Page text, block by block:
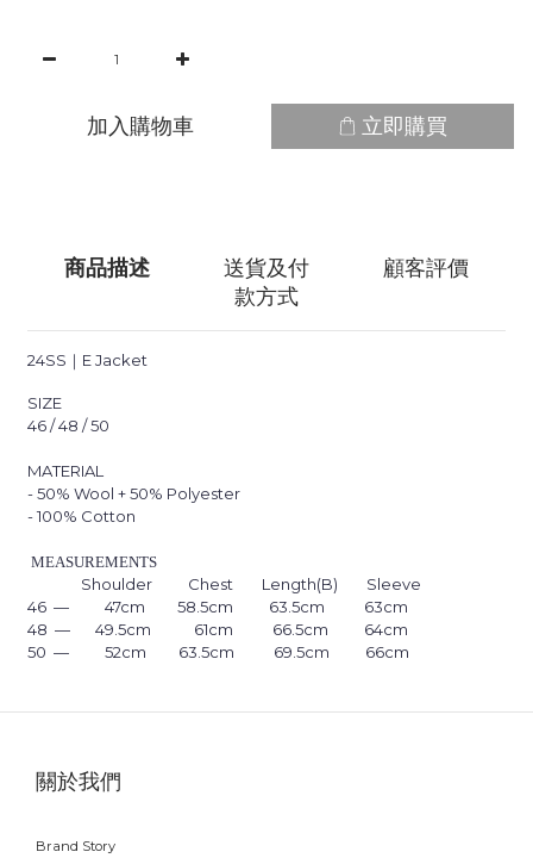
加入購物車 立即購買
商品描述
送貨及付
款方式
顧客評價
24SS｜ E Jacket
SIZE
46 / 48 / 50
MATERIAL
- 50% Wool + 50% Polyester
- 100% Cotton
MEASUREMENTS
Shoulder Chest Length(B)
Sleeve
46 — 47cm 58.5cm 63.5cm 63cm
48 — 49.5cm 61cm 66.5cm 64cm
50 — 52cm 63.5cm 69.5cm 66cm
關於我們
Brand Story